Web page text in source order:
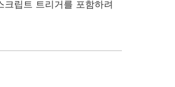
립트 트리거를 포함하려